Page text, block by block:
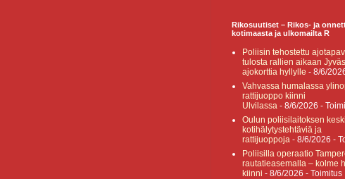
Rikosuutiset – Rikos- ja
kotimaasta ja ulkomailta R
Poliisin tehostettu
tulosta rallien aikaan
ajokorttia hyllylle - 8/6/
Vahvassa humalassa
rattijuoppo kiinni
Ulvilassa - 8/6/2026 -
Oulun poliisilaitoksen
kotihälytystehtäviä ja
rattijuoppoja - 8/6/2026 -
Poliisilla operaatio
rautatieasemalla – kolme
kiinni - 8/6/2026 - Toimitus